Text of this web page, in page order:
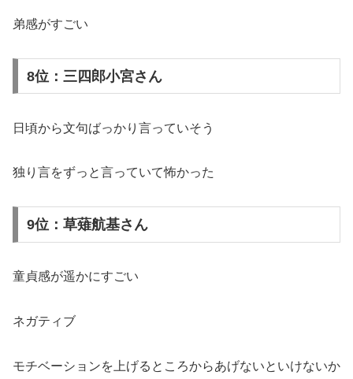
弟感がすごい
8位：三四郎小宮さん
日頃から文句ばっかり言っていそう
独り言をずっと言っていて怖かった
9位：草薙航基さん
童貞感が遥かにすごい
ネガティブ
モチベーションを上げるところからあげないといけないか